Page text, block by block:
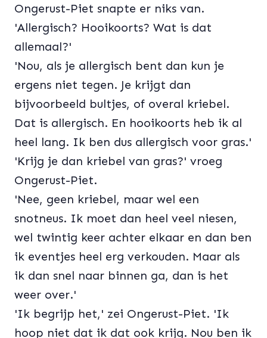
Ongerust-Piet snapte er niks van.
'Allergisch? Hooikoorts? Wat is dat
allemaal?'
'Nou, als je allergisch bent dan kun je
ergens niet tegen. Je krijgt dan
bijvoorbeeld bultjes, of overal kriebel.
Dat is allergisch. En hooikoorts heb ik al
heel lang. Ik ben dus allergisch voor gras.'
'Krijg je dan kriebel van gras?' vroeg
Ongerust-Piet.
'Nee, geen kriebel, maar wel een
snotneus. Ik moet dan heel veel niesen,
wel twintig keer achter elkaar en dan ben
ik eventjes heel erg verkouden. Maar als
ik dan snel naar binnen ga, dan is het
weer over.'
'Ik begrijp het,' zei Ongerust-Piet. 'Ik
hoop niet dat ik dat ook krijg. Nou ben ik